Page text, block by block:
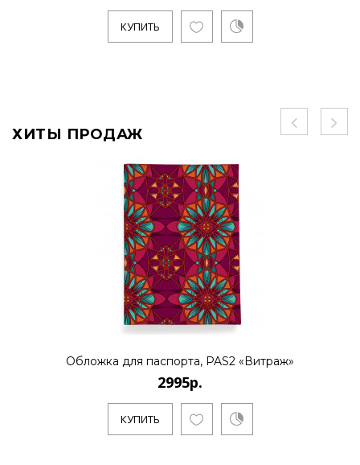
КУПИТЬ
ХИТЫ ПРОДАЖ
Обложка для паспорта, PAS2 «Витраж»
2995р.
КУПИТЬ